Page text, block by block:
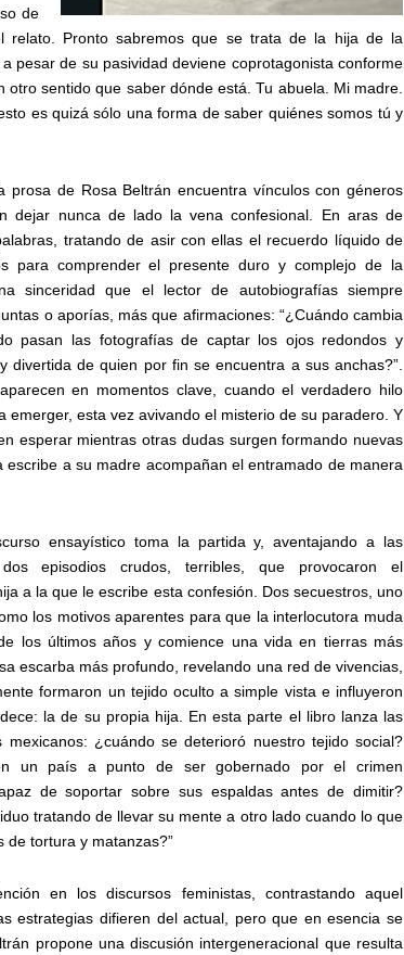
de
relato. Pronto sabremos que se trata de la hija de la
pesar de su pasividad deviene coprotagonista conforme
sentido que saber dónde está. Tu abuela. Mi madre.
es quizá sólo una forma de saber quiénes somos tú y
prosa de Rosa Beltrán encuentra vínculos con géneros
dejar nunca de lado la vena confesional. En aras de
tratando de asir con ellas el recuerdo líquido de
para comprender el presente duro y complejo de la
sinceridad que el lector de autobiografías siempre
o aporías, más que afirmaciones: “¿Cuándo cambia
pasan las fotografías de captar los ojos redondos y
de quien por fin se encuentra a sus anchas?”.
en momentos clave, cuando el verdadero hilo
esta vez avivando el misterio de su paradero. Y
esperar mientras otras dudas surgen formando nuevas
a su madre acompañan el entramado de manera
ensayístico toma la partida y, aventajando a las
episodios crudos, terribles, que provocaron el
a la que le escribe esta confesión. Dos secuestros, uno
los motivos aparentes para que la interlocutora muda
los últimos años y comience una vida en tierras más
escarba más profundo, revelando una red de vivencias,
formaron un tejido oculto a simple vista e influyeron
la de su propia hija. En esta parte el libro lanza las
¿cuándo se deterioró nuestro tejido social?
un país a punto de ser gobernado por el crimen
de soportar sobre sus espaldas antes de dimitir?
tratando de llevar su mente a otro lado cuando lo que
de tortura y matanzas?”
en los discursos feministas, contrastando aquel
estrategias difieren del actual, pero que en esencia se
propone una discusión intergeneracional que resulta